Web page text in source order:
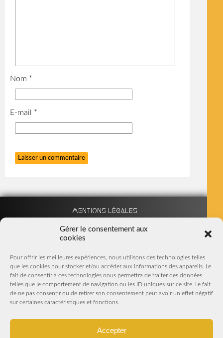
Gérer le consentement aux
cookies
Pour offrir les meilleures expériences, nous utilisons des technologies telles
que les cookies pour stocker et/ou accéder aux informations des appareils. Le
fait de consentir à ces technologies nous permettra de traiter des données
telles que le comportement de navigation ou les ID uniques sur ce site. Le fait
de ne pas consentir ou de retirer son consentement peut avoir un effet négatif
sur certaines caractéristiques et fonctions.
Accepter
Nom *
E-mail *
Mentions légales
Partenaires
Nous suivre sur Facebook
S'inscrire à la Newsletter